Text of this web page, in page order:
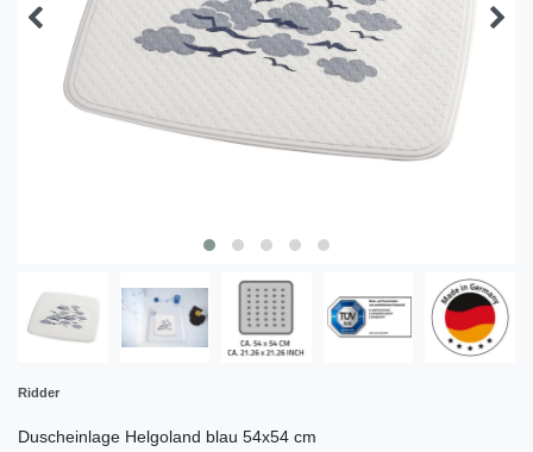
Ridder
Duscheinlage Helgoland blau 54x54 cm